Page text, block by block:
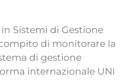
Sistemi di Gestione
di monitorare la
di gestione
internazionale UNI